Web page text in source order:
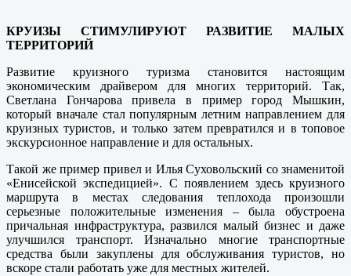
КРУИЗЫ СТИМУЛИРУЮТ РАЗВИТИЕ МАЛЫХ
ТЕРРИТОРИЙ
Развитие круизного туризма становится настоящим
экономическим драйвером для многих территорий. Так,
Светлана Гончарова привела в пример город Мышкин,
который вначале стал популярным летним направлением для
круизных туристов, и только затем превратился и в топовое
экскурсионное направление и для остальных.
Такой же пример привел и Илья Суховольский со знаменитой
«Енисейской экспедицией». С появлением здесь круизного
маршрута в местах следования теплохода произошли
серьезные положительные изменения – была обустроена
причальная инфраструктура, развился малый бизнес и даже
улучшился транспорт. Изначально многие транспортные
средства были закуплены для обслуживания туристов, но
вскоре стали работать уже для местных жителей.